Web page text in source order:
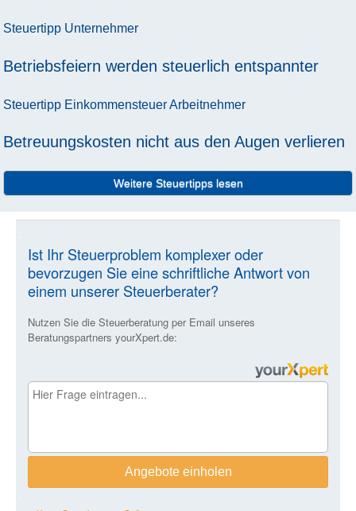
Steuertipp Unternehmer
Betriebsfeiern werden steuerlich entspannter
Steuertipp EinkommensteuerArbeitnehmer
Betreuungskosten nicht aus den Augen verlieren
Weitere Steuertipps lesen